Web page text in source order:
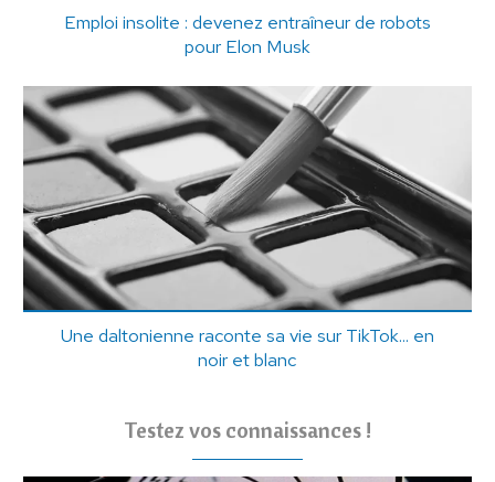
Emploi insolite : devenez entraîneur de robots
pour Elon Musk
Une daltonienne raconte sa vie sur TikTok... en
noir et blanc
Testez vos connaissances !